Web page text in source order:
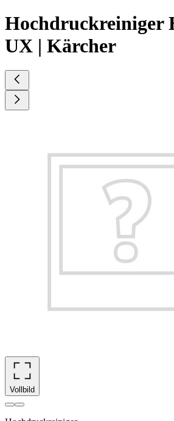
Hochdruckreiniger
UX | Kärcher
Vollbild